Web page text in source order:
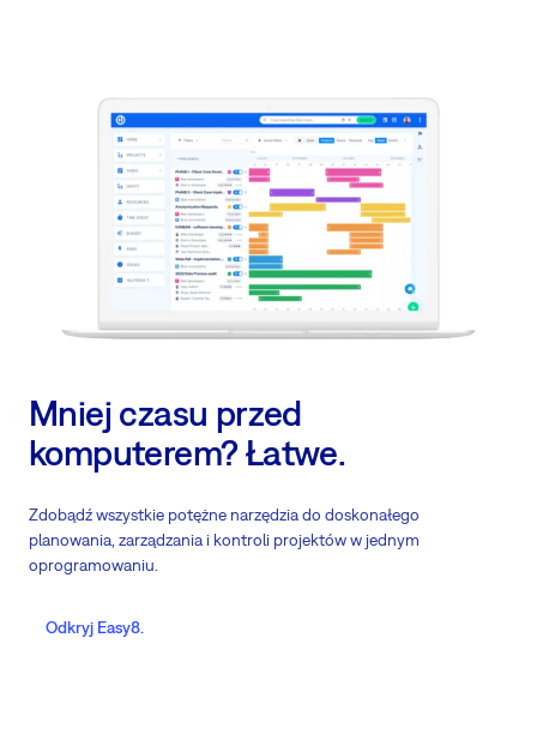
Mniej czasu przed
komputerem? Łatwe.
Zdobądź wszystkie potężne narzędzia do doskonałego
planowania, zarządzania i kontroli projektów w jednym
oprogramowaniu.
Odkryj Easy8.